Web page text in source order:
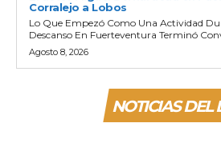
Corralejo a Lobos
Lo Que Empezó Como Una Actividad
Descanso En Fuerteventura Terminó
Agosto 8, 2026
NOTICIAS DEL